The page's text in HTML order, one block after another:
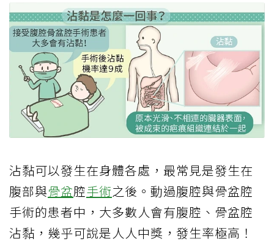
沾黏可以發生在身體各處，最常見是發生在
腹部與骨盆腔手術之後。動過腹腔與骨盆腔
手術的患者中，大多數人會有腹腔、骨盆腔
沾黏，幾乎可說是人人中獎，發生率極高！